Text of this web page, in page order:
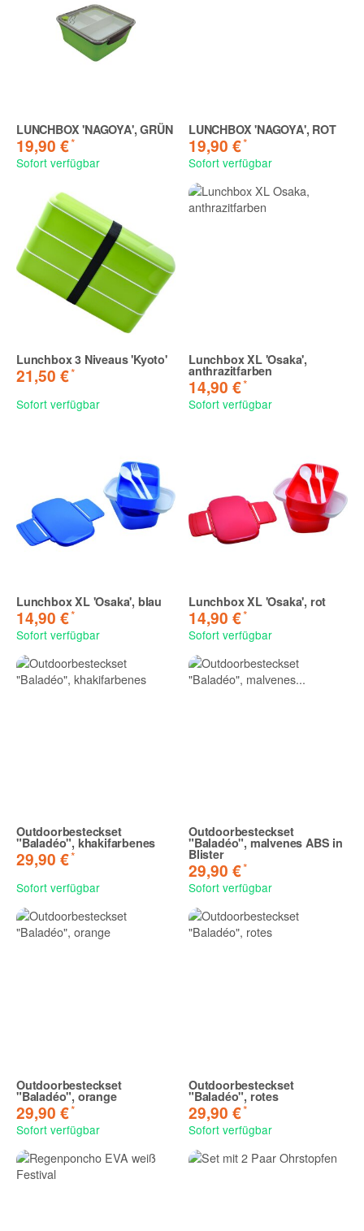
LUNCHBOX 'NAGOYA', GRÜN
19,90 €*
Sofort verfügbar
LUNCHBOX 'NAGOYA', ROT
19,90 €*
Sofort verfügbar
Lunchbox 3 Niveaus 'Kyoto'
21,50 €*
Sofort verfügbar
Lunchbox XL 'Osaka',
anthrazitfarben
14,90 €*
Sofort verfügbar
Lunchbox XL 'Osaka', blau
14,90 €*
Sofort verfügbar
Lunchbox XL 'Osaka', rot
14,90 €*
Sofort verfügbar
Outdoorbesteckset
"Baladéo", khakifarbenes
29,90 €*
Sofort verfügbar
Outdoorbesteckset
"Baladéo", malvenes ABS in
Blister
29,90 €*
Sofort verfügbar
Outdoorbesteckset
"Baladéo", orange
29,90 €*
Sofort verfügbar
Outdoorbesteckset
"Baladéo", rotes
29,90 €*
Sofort verfügbar